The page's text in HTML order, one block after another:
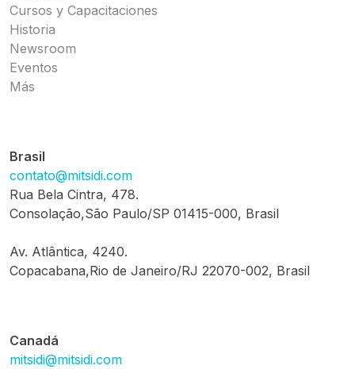
Cursos y Capacitaciones
Historia
Newsroom
Eventos
Más
Brasil
contato@mitsidi.com
Rua Bela Cintra, 478.
Consolação,São Paulo/SP 01415-000, Brasil
Av. Atlântica, 4240.
Copacabana,Rio de Janeiro/RJ 22070-002, Brasil
Canadá
mitsidi@mitsidi.com